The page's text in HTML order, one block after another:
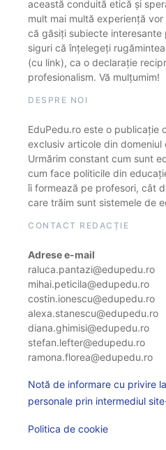
această conduită etică și
mult mai multă experiență
că găsiți subiecte interesante
siguri că înțelegeți
(cu link), ca o declarație
profesionalism. Vă mulțumim!
DESPRE NOI
EduPedu.ro este o publicație
exclusiv articole din
Urmărim constant cum sunt
cum face politicile din
îi formează pe profesori, cât
care trăim sunt sistemele de
CONTACT REDACȚIE
Adrese e-mail
raluca.pantazi@edupedu.ro
mihai.peticila@edupedu.ro
costin.ionescu@edupedu.ro
alexa.stanescu@edupedu.ro
diana.ghimisi@edupedu.ro
stefan.lefter@edupedu.ro
ramona.florea@edupedu.ro
Notă de informare cu privire
personale prin intermediul
Politica de cookie